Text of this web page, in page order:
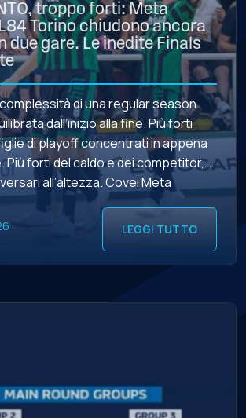
troppo forti: Meta
Torino chiudono ancora
due gare. Le inedite Finals
di una regular season
dall’inizio alla fine. Più forti
di playoff concentrati in appena
Più forti del caldo e dei competitor,
all’altezza. Covei Meta
chiudono un’altra serie della
due gare eliminandoLEGGI TUTTO